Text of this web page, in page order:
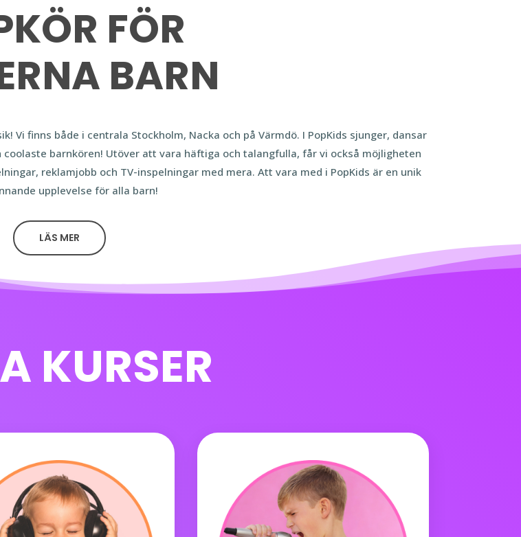
FÖR
BARN
Vi finns både i centrala Stockholm, Nacka och på Värmdö. I PopKids sjunger, dansar
barnkören! Utöver att vara häftiga och talangfulla, får vi också möjligheten
reklamjobb och TV-inspelningar med mera. Att vara med i PopKids är en unik
upplevelse för alla barn!
LÄS MER
KURSER